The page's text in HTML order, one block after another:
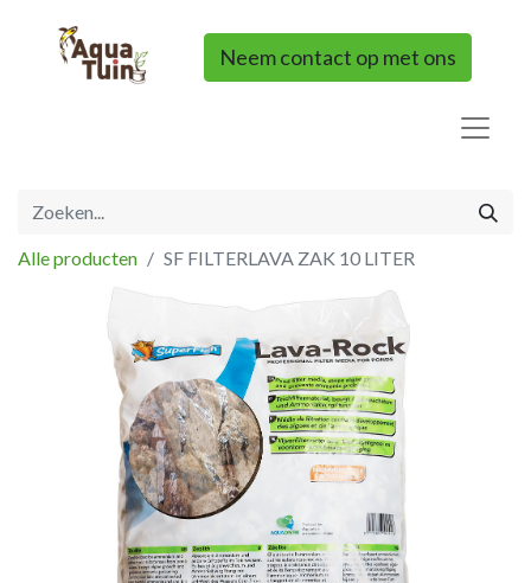
Neem contact op met ons
Alle producten SF FILTERLAVA ZAK 10 LITER